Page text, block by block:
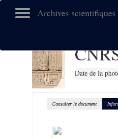
Archives
Date de la
Consulter le document